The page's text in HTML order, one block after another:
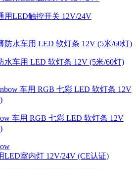
用LED触控开关 12V/24V
水车用 LED 软灯条 12V (5米/60灯)
车用 RGB 七彩 LED 软灯条 12V